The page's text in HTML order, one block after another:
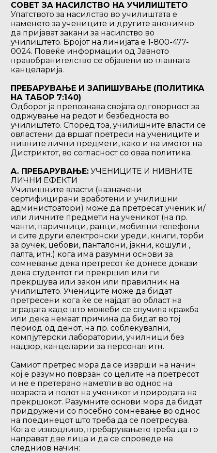
СОВЕТ ЗА НАСИЛСТВО НА УЧИЛИШТЕТО
Упатството за насилство во училиштата е
наменето за учениците и другите анонимно
да пријават закани за насилство во
училиштето. Бројот на линијата е 1-800-477-
0024. Повеќе информации од Јавното
правобранителство се објавени во главната
канцеларија.
ПРЕБАРУВАЊЕ И ЗАПИШУВАЊЕ (ПОЛИТИКА
НА ТАБОР 7:140)
Одборот ја препознава својата одговорност за
одржување на редот и безбедноста во
училиштето. Според тоа, училишните власти се
овластени да вршат претреси на учениците и
нивните лични предмети, како и на имотот на
Дистриктот, во согласност со оваа политика.
A. ПРЕБАРУВАЊЕ: УЧЕНИЦИТЕ И НИВНИТЕ
ЛИЧНИ ЕФЕКТИ
Училишните власти (назначени
сертифицирани вработени и училишни
администратори) може да претресат ученик и/
или личните предмети на ученикот (на пр.
чанти, паричници, ранци, мобилни телефони
и сите други електронски уреди, книги, торби
за ручек, џебови, панталони, јакни, кошули ,
палта, итн.) кога има разумни основи за
сомневање дека претресот ќе донесе докази
дека студентот ги прекршил или ги
прекршува или закон или правилник на
училиштето. Учениците може да бидат
претресени кога ќе се најдат во област на
зградата каде што можеби се случила кражба
или дека немаат причина да бидат во тој
период од денот, на пр. соблекувални,
компјутерски лаборатории, училници без
надзор, канцеларии за персонал итн.
Самиот претрес мора да се изврши на начин
кој е разумно поврзан со целите на претресот
и не е претерано наметлив во однос на
возраста и полот на ученикот и природата на
прекршокот. Разумните основи мора да бидат
придружени со посебно сомневање во однос
на поединецот што треба да се претресува.
Кога е изводливо, пребарувањето треба да го
направат две лица и да се спроведе на
следниов начин: